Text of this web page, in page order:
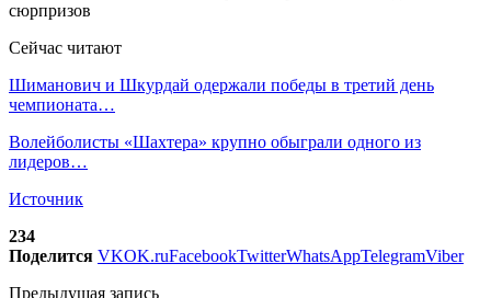
Сейчас читают
Шиманович и Шкурдай одержали победы в третий день
чемпионата…
Волейболисты «Шахтера» крупно обыграли одного из
лидеров…
Источник
234
Поделится VKOK.ruFacebookTwitterWhatsAppTelegramViber
Предыдущая запись